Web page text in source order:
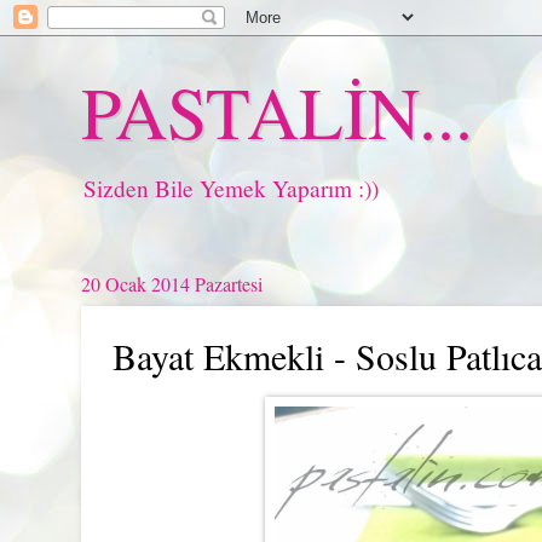
PASTALİN...
Sizden Bile Yemek Yaparım :))
20 Ocak 2014 Pazartesi
Bayat Ekmekli - Soslu